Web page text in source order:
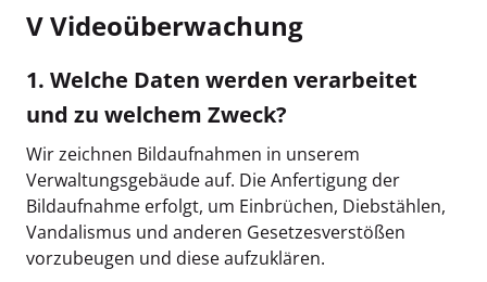
V Videoüberwachung
1. Welche Daten werden verarbeitet
und zu welchem Zweck?
Wir zeichnen Bildaufnahmen in unserem
Verwaltungsgebäude auf. Die Anfertigung der
Bildaufnahme erfolgt, um Einbrüchen, Diebstählen,
Vandalismus und anderen Gesetzesverstößen
vorzubeugen und diese aufzuklären.